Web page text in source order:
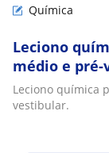
Química
Leciono
médio e
Leciono química
vestibular.